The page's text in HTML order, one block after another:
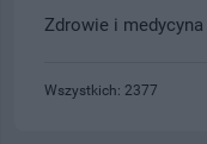
Zdrowie i medycyna
Wszystkich: 2377